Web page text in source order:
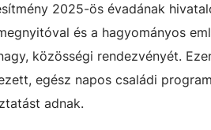
2025-ös évadának
és a hagyományos
közösségi rendezvényét.
egész napos családi
adnak.